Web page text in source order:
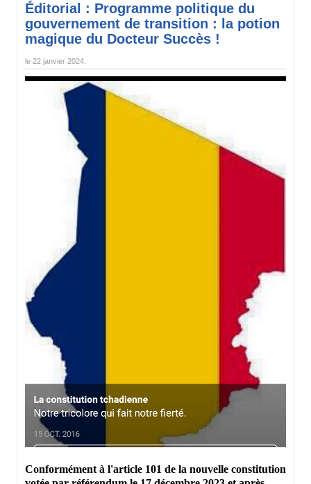
Éditorial : Programme politique du
gouvernement de transition : la potion
magique du Docteur Succès !
le 22 janvier 2024
Conformément à l'article 101 de la nouvelle constitution